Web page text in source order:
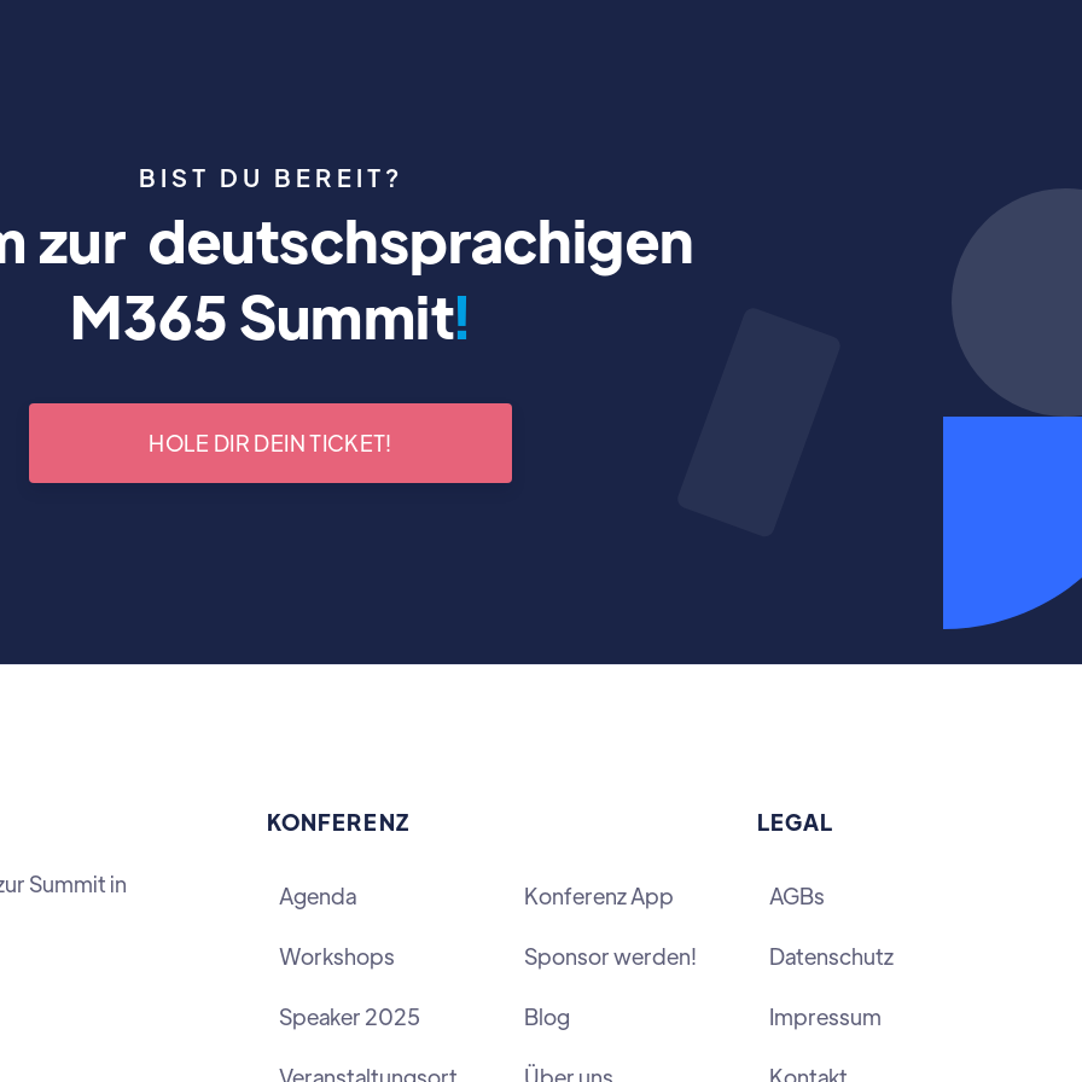
BIST DU BEREIT?
zur deutschsprachigen
M365 Summit!
HOLE DIR DEIN TICKET!
Summit in
KONFERENZ
Agenda
Workshops
Speaker 2025
Konferenz App
Sponsor werden!
Blog
LEGAL
AGBs
Datenschutz
Impressum